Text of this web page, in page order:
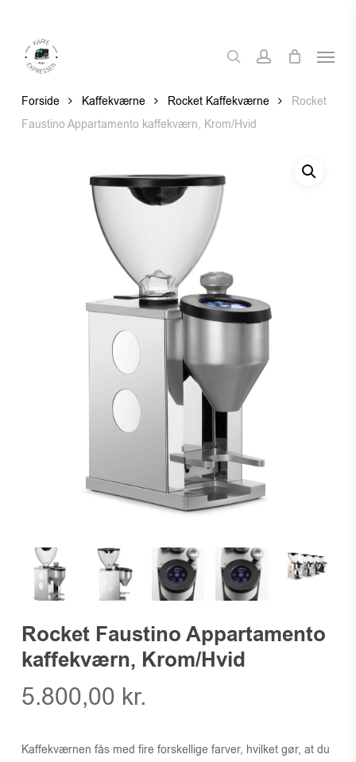
content
searchaccount
Menu
Forside Kaffekværne Rocket Kaffekværne
Rocket
Faustino Appartamento kaffekværn, Krom/Hvid
Rocket Faustino Appartamento
kaffekværn, Krom/Hvid
5.800,00 kr.
Kaffekværnen fås med fire forskellige farver, hvilket gør, at du